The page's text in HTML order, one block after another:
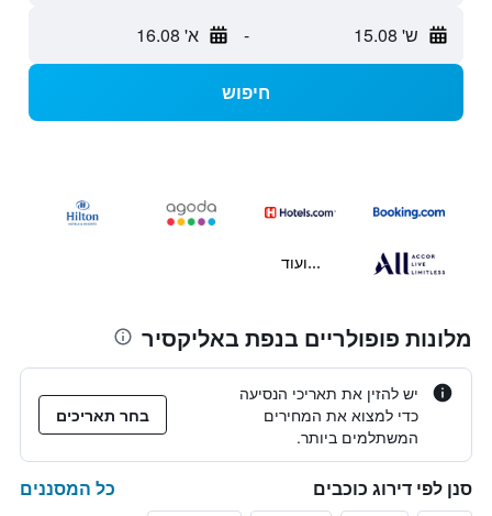
ש' 15.08 - א' 16.08
חיפוש
...ועוד
מלונות פופולריים בנפת באליקסיר
יש להזין את תאריכי הנסיעה
כדי למצוא את המחירים
המשתלמים ביותר.
בחר תאריכים
סנן לפי דירוג כוכבים כל המסננים